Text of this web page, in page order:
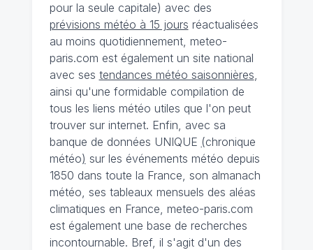
pour la seule capitale) avec des
prévisions météo à 15 jours réactualisées
au moins quotidiennement, meteo-
paris.com est également un site national
avec ses tendances météo saisonnières,
ainsi qu'une formidable compilation de
tous les liens météo utiles que l'on peut
trouver sur internet. Enfin, avec sa
banque de données UNIQUE (chronique
météo) sur les événements météo depuis
1850 dans toute la France, son almanach
météo, ses tableaux mensuels des aléas
climatiques en France, meteo-paris.com
est également une base de recherches
incontournable. Bref, il s'agit d'un des